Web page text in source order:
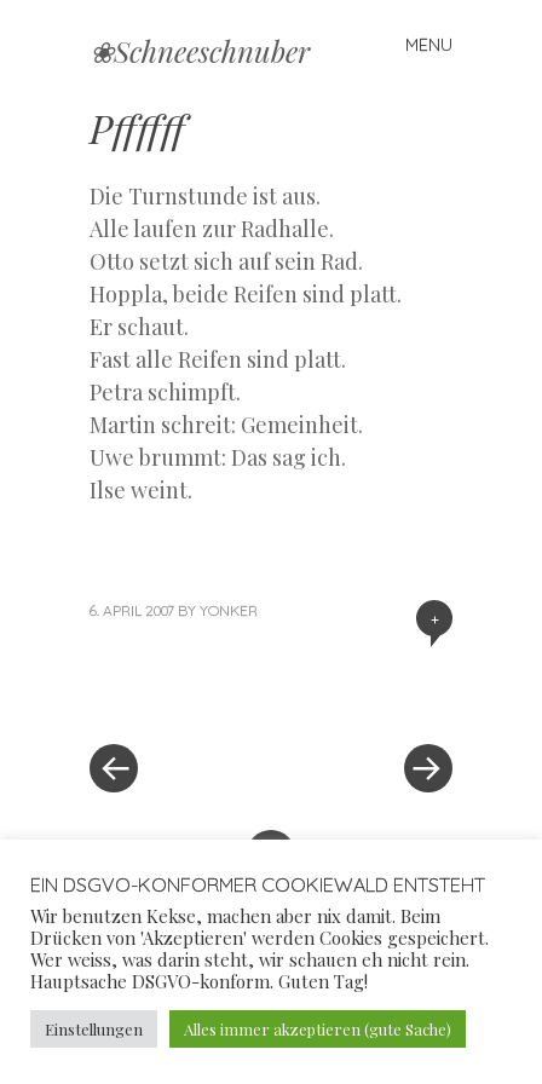
❀Schneeschnuber MENU
Skip
Pffffff
Die Turnstunde ist aus.
Alle laufen zur Radhalle.
Otto setzt sich auf sein Rad.
Hoppla, beide Reifen sind platt.
Er schaut.
Fast alle Reifen sind platt.
Petra schimpft.
Martin schreit: Gemeinheit.
Uwe brummt: Das sag ich.
Ilse weint.
+
6. APRIL 2007 BY YONKER
VOR ALLEM ABER JETZT
EIN DSGVO-KONFORMER COOKIEWALD ENTSTEHT
Wir benutzen Kekse, machen aber nix damit. Beim
Drücken von 'Akzeptieren' werden Cookies gespeichert.
Wer weiss, was darin steht, wir schauen eh nicht rein.
Hauptsache DSGVO-konform. Guten Tag!
Einstellungen Alles immer akzeptieren (gute Sache)